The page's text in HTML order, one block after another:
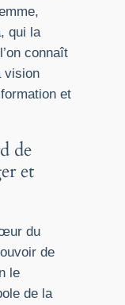
qui la
connaît
vision
et
de
et
du
de
le
de la